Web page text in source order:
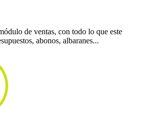
de ventas, con todo lo que este
abonos, albaranes...